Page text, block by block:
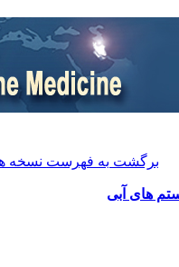
برگشت به فهرست نسخه